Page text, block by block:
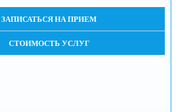
ЗАПИСАТЬСЯ НА ПРИЕМ
СТОИМОСТЬ УСЛУГ